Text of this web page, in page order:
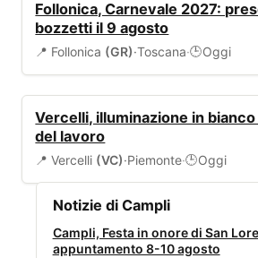
Follonica, Carnevale 2027:
bozzetti il 9 agosto
📍 Follonica (GR)·Toscana·🕒Oggi
Vercelli, illuminazione in
del lavoro
📍 Vercelli (VC)·Piemonte·🕒Oggi
Notizie di Campli
Campli, Festa in onore di San
appuntamento 8-10 agosto